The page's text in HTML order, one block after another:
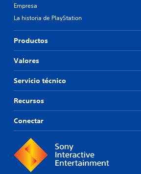
Empresa
La historia de PlayStation
Productos
Valores
Servicio técnico
Recursos
Conectar